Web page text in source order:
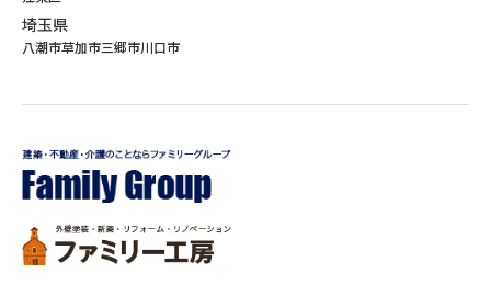
埼玉県
八潮市草加市三郷市川口市